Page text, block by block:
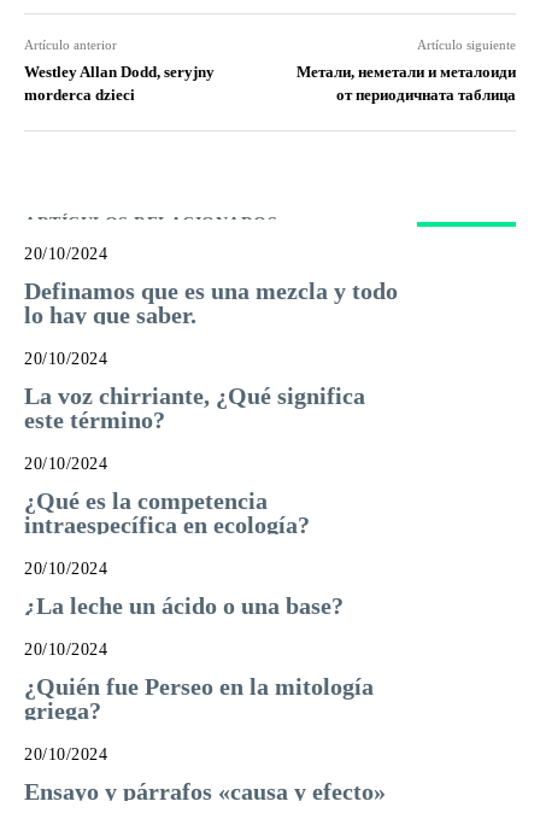
Artículo anterior
Westley Allan Dodd, seryjny
morderca dzieci
Artículo siguiente
Метали, неметали и металоиди
от периодичната таблица
ARTÍCULOS RELACIONADOS
20/10/2024
Definamos que es una mezcla y todo
lo hay que saber.
20/10/2024
La voz chirriante, ¿Qué significa
este término?
20/10/2024
¿Qué es la competencia
intraespecífica en ecología?
20/10/2024
¿La leche un ácido o una base?
20/10/2024
¿Quién fue Perseo en la mitología
griega?
20/10/2024
Ensayo y párrafos «causa y efecto»